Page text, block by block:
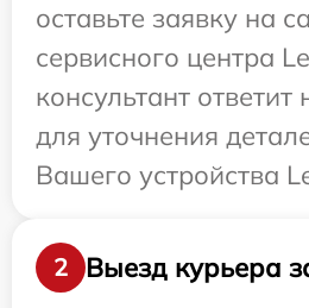
оставьте заявку на
сервисного центра
консультант
для уточнения
Вашего устройства
2
Выезд курьера